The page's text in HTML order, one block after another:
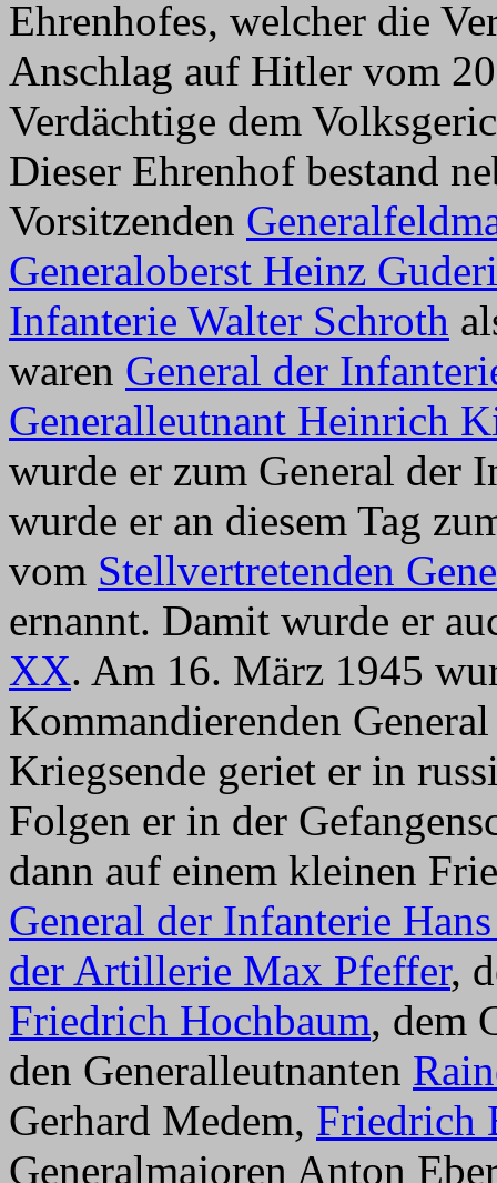
Ehrenhofes, welcher die
Anschlag auf Hitler vom
Verdächtige dem
Dieser Ehrenhof bestand
Vorsitzenden
Generaloberst Heinz
Infanterie Walter Schroth
waren General der
Generalleutnant Heinrich
wurde er zum General der
wurde er an diesem Tag
vom Stellvertretenden
ernannt. Damit wurde er
XX. Am 16. März 1945
Kommandierenden
Kriegsende geriet er in
Folgen er in der
dann auf einem kleinen
General der Infanterie
der Artillerie Max Pfeffer,
Friedrich Hochbaum, dem
den Generalleutnanten
Gerhard Medem, Friedrich
Generalmajoren Anton